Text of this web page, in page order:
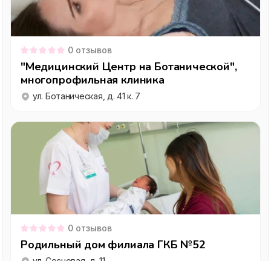
0 отзывов
"Медицинский Центр на Ботанической",
многопрофильная клиника
ул. Ботаническая, д. 41 к. 7
0 отзывов
Родильный дом филиала ГКБ №52